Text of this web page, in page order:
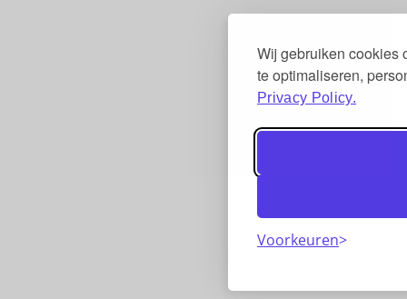
Wij gebruiken cookies
te optimaliseren,
Privacy Policy.
Voorkeuren